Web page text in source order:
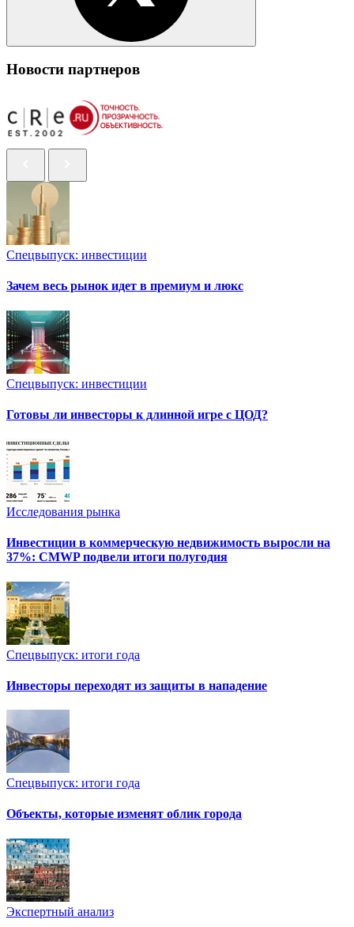
Новости партнеров
Спецвыпуск: инвестиции
Зачем весь рынок идет в премиум и люкс
Спецвыпуск: инвестиции
Готовы ли инвесторы к длинной игре с ЦОД?
Исследования рынка
Инвестиции в коммерческую недвижимость выросли на
37%: CMWP подвели итоги полугодия
Спецвыпуск: итоги года
Инвесторы переходят из защиты в нападение
Спецвыпуск: итоги года
Объекты, которые изменят облик города
Экспертный анализ